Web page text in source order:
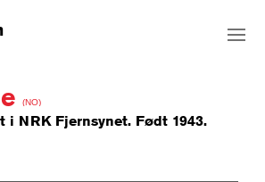
(NO)
i NRK Fjernsynet. Født 1943.